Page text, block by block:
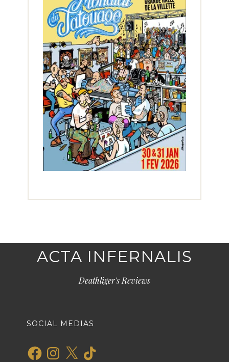
ACTA INFERNALIS
Deathliger's Reviews
SOCIAL MEDIAS
FacebookInstagram
X TikTok